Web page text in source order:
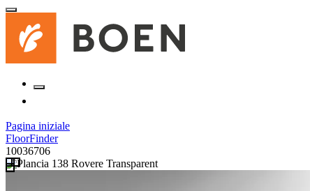
Pagina iniziale
FloorFinder
10036706